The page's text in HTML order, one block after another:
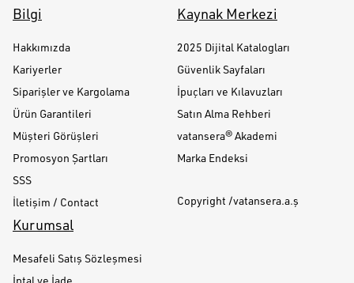
Bilgi
Hakkımızda
Kariyerler
Siparişler ve Kargolama
Ürün Garantileri
Müşteri Görüşleri
Promosyon Şartları
SSS
İletişim / Contact
Kaynak Merkezi
2025 Dijital Katalogları
Güvenlik Sayfaları
İpuçları ve Kılavuzları
Satın Alma Rehberi
vatansera® Akademi
Marka Endeksi
Copyright /vatansera.a.ş
Kurumsal
Mesafeli Satış Sözleşmesi
İptal ve İade